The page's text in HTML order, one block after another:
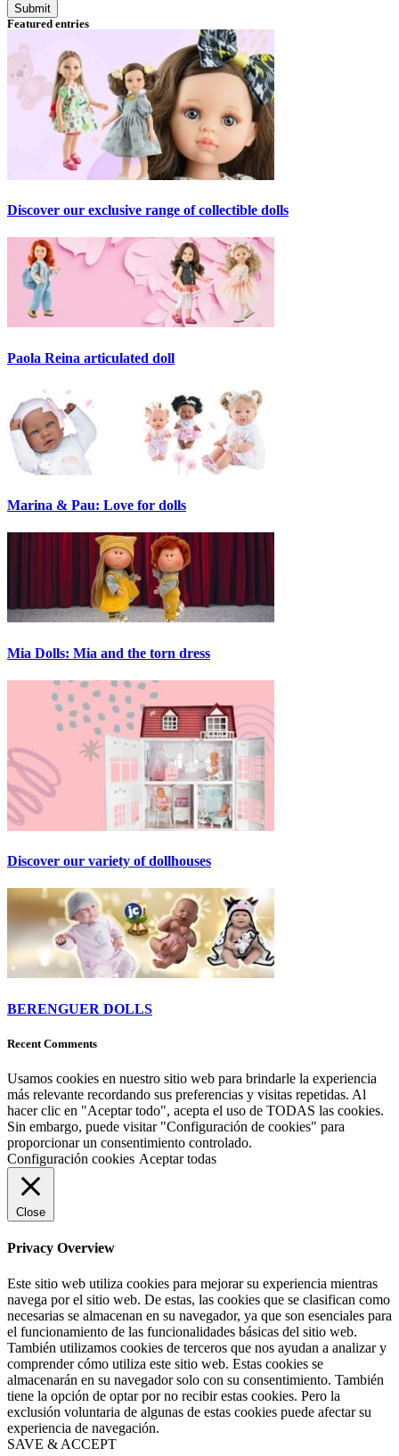
Submit
Featured entries
Discover our exclusive range of collectible dolls
Paola Reina articulated doll
Marina & Pau: Love for dolls
Mia Dolls: Mia and the torn dress
Discover our variety of dollhouses
BERENGUER DOLLS
Recent Comments
Usamos cookies en nuestro sitio web para brindarle la experiencia
más relevante recordando sus preferencias y visitas repetidas. Al
hacer clic en "Aceptar todo", acepta el uso de TODAS las cookies.
Sin embargo, puede visitar "Configuración de cookies" para
proporcionar un consentimiento controlado.
Configuración cookies Aceptar todas
Close
Privacy Overview
Este sitio web utiliza cookies para mejorar su experiencia mientras
navega por el sitio web. De estas, las cookies que se clasifican como
necesarias se almacenan en su navegador, ya que son esenciales para
el funcionamiento de las funcionalidades básicas del sitio web.
También utilizamos cookies de terceros que nos ayudan a analizar y
comprender cómo utiliza este sitio web. Estas cookies se
almacenarán en su navegador solo con su consentimiento. También
tiene la opción de optar por no recibir estas cookies. Pero la
exclusión voluntaria de algunas de estas cookies puede afectar su
experiencia de navegación.
SAVE & ACCEPT